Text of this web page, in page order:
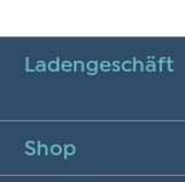
Ladengeschäft
Shop